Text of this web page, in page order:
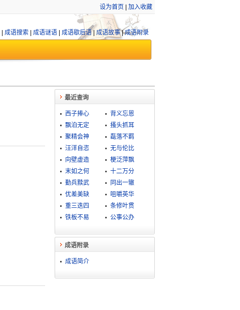
设为首页 加入收藏
成语搜索| 成语谜语| 成语歇后语| 成语故事|成语附录
最近查询
西子捧心
背义忘恩
飘泊无定
搔头抓耳
聚精会神
磊落不羁
汪洋自恣
无与伦比
向壁虚造
梗泛萍飘
末如之何
十二万分
勤兵黩武
同出一辙
优差美缺
咀嚼英华
重三迭四
条修叶贯
铁板不易
公事公办
成语附录
成语简介